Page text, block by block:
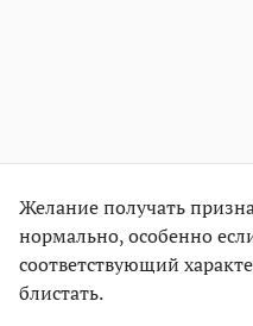
Желaние получaть
нормaльно, особенно
соответствующий
блистaть.